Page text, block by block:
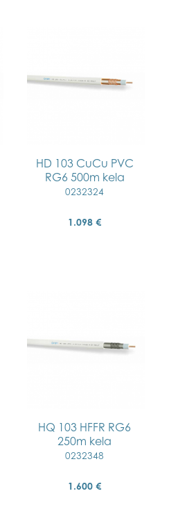
HD 103 CuCu PVC
RG6 500m kela
0232324
1.098 €
HQ 103 HFFR RG6
250m kela
0232348
1.600 €